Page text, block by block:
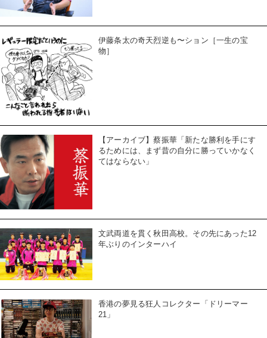
伊藤条太の奇天烈逆も〜ション［一生の宝
物］
【アーカイブ】蔡振華「新たな勝利を手にす
るためには、まず昔の自分に勝っていかなく
てはならない」
文武両道を貫く秋田高校。その先にあった12
年ぶりのインターハイ
香港の夢見る狂人コレクター「ドリーマー
21」